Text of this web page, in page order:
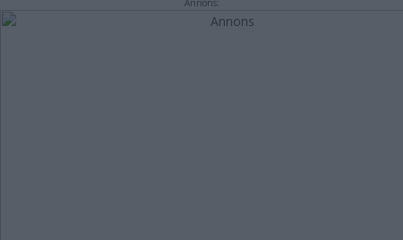
Annons: